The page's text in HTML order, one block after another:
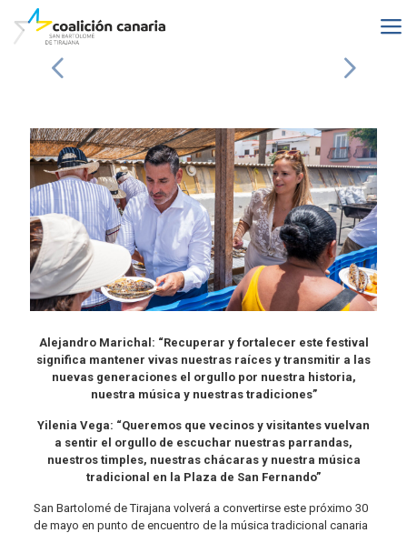
Alejandro Marichal: “Recuperar y fortalecer este festival
significa mantener vivas nuestras raíces y transmitir a las
nuevas generaciones el orgullo por nuestra historia,
nuestra música y nuestras tradiciones”
Yilenia Vega: “Queremos que vecinos y visitantes vuelvan
a sentir el orgullo de escuchar nuestras parrandas,
nuestros timples, nuestras chácaras y nuestra música
tradicional en la Plaza de San Fernando”
San Bartolomé de Tirajana volverá a convertirse este próximo 30
de mayo en punto de encuentro de la música tradicional canaria